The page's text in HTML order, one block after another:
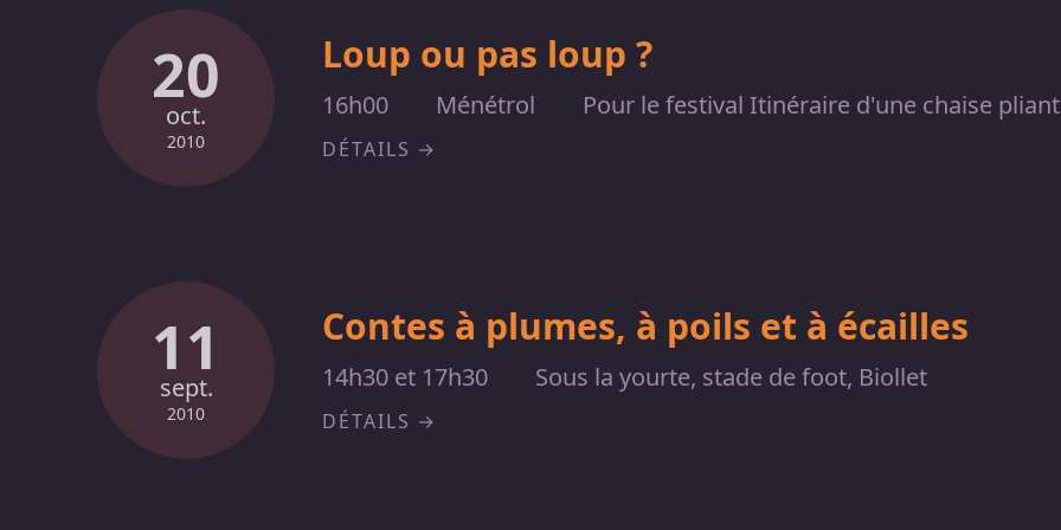
20
oct.
2010
Loup ou pas loup ?
16h00 Ménétrol Pour le festival Itinéraire d'une chaise
DÉTAILS
11
sept.
2010
Contes à plumes, à poils et à écailles
14h30 et 17h30 Sous la yourte, stade de foot, Biollet
DÉTAILS